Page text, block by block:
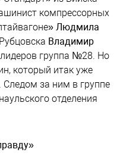
компрессорных
Людмила
Владимир
группа №28. Но
который итак уже
Следом за ним в группе
отделения